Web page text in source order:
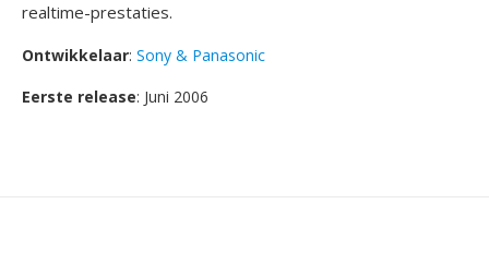
realtime-prestaties.
Ontwikkelaar: Sony & Panasonic
Eerste release: Juni 2006